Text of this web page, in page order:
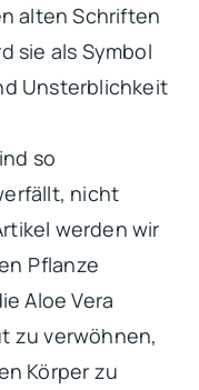
alten Schriften
sie als Symbol
Unsterblichkeit
so
nicht
werden wir
Pflanze
Aloe Vera
zu verwöhnen,
Körper zu